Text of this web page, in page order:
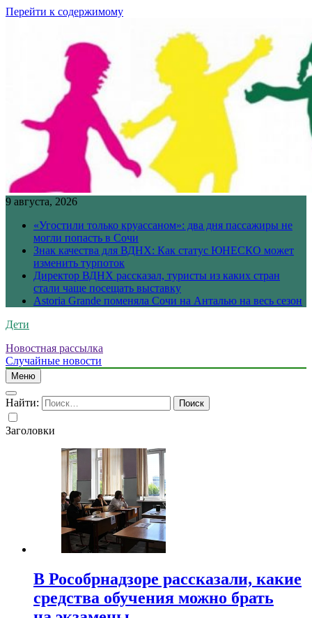
Перейти к содержимому
9 августа, 2026
«Угостили только круассаном»: два дня пассажиры не
могли попасть в Сочи
Знак качества для ВДНХ: Как статус ЮНЕСКО может
изменить турпоток
Директор ВДНХ рассказал, туристы из каких стран
стали чаще посещать выставку
Astoria Grande поменяла Сочи на Анталью на весь сезон
Дети
Новостная рассылка
Случайные новости
Меню
Найти:
Заголовки
В Рособрнадзоре рассказали, какие
средства обучения можно брать